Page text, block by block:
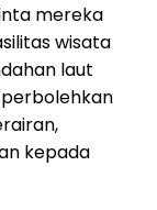
mereka
wisata
laut
kepada